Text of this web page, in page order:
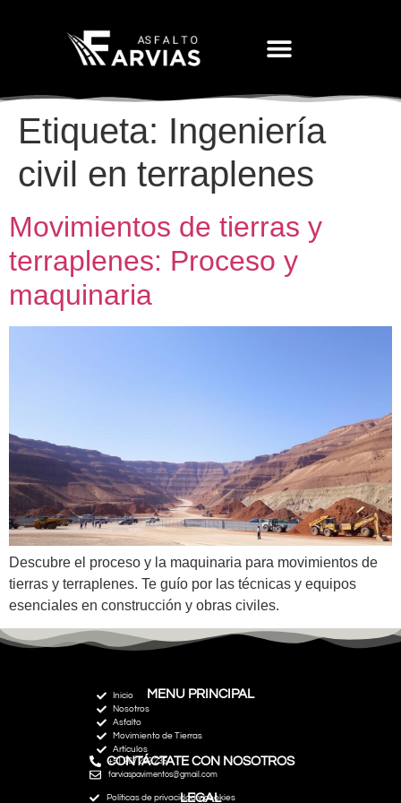
Etiqueta: Ingeniería
civil en terraplenes
Movimientos de tierras y
terraplenes: Proceso y
maquinaria
Descubre el proceso y la maquinaria para movimientos de
tierras y terraplenes. Te guío por las técnicas y equipos
esenciales en construcción y obras civiles.
MENU PRINCIPAL
Inicio
Nosotros
Asfalto
Movimiento de Tierras
Artículos
CONTÁCTATE CON NOSOTROS
+51 967 292 235
farviaspavimentos@gmail.com
Políticas de privacidad y cookies
LEGAL